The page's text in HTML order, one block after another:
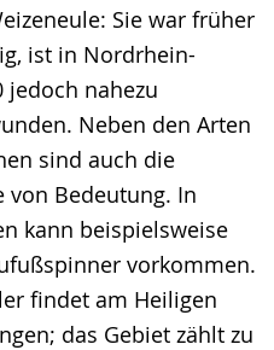
Sie war früher
ist in Nordrhein-
jedoch nahezu
Neben den Arten
sind auch die
von Bedeutung. In
kann beispielsweise
vorkommen.
findet am Heiligen
das Gebiet zählt zu